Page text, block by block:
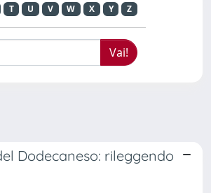
T U V W X Y Z
Dodecaneso: rileggendo